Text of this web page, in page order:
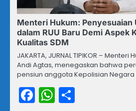
Menteri Hukum: Penyesuaian
dalam RUU Baru Demi Aspek
Kualitas SDM
JAKARTA, JURNAL TIPIKOR – Menteri
Andi Agtas, menegaskan bahwa
pensiun anggota Kepolisian
Facebook
WhatsApp